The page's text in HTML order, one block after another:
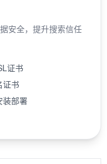
安全，提升搜索信任
证书
证书
装部署